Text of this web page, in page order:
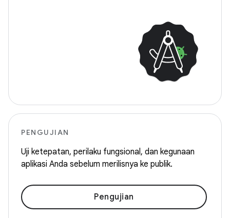
PENGUJIAN
Uji ketepatan, perilaku fungsional, dan kegunaan
aplikasi Anda sebelum merilisnya ke publik.
Pengujian